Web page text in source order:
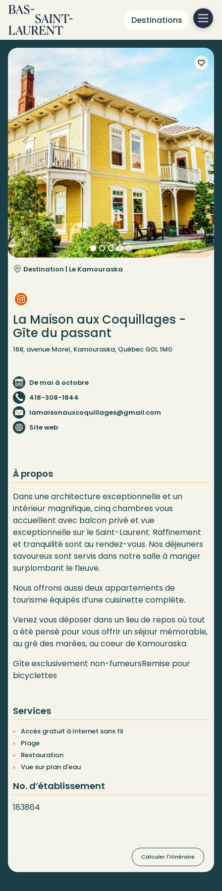
Destinations
Destination | Le Kamouraska
La Maison aux Coquillages -
Gîte du passant
168, avenue Morel, Kamouraska, Québec G0L 1M0
De mai à octobre
418-308-1844
lamaisonauxcoquillages@gmail.com
Site web
À propos
Dans une architecture exceptionnelle et un
intérieur magnifique, cinq chambres vous
accueillent avec balcon privé et vue
exceptionnelle sur le Saint-Laurent. Raffinement
et tranquilité sont au rendez-vous. Nos déjeuners
savoureux sont servis dans notre salle à manger
surplombant le fleuve.
Nous offrons aussi deux appartements de
tourisme équipés d’une cuisinette complète.
Venez vous déposer dans un lieu de repos où tout
a été pensé pour vous offrir un séjour mémorable,
au gré des marées, au coeur de Kamouraska.
Gîte exclusivement non-fumeursRemise pour
bicyclettes
Services
Accès gratuit à Internet sans fil
Plage
Restauration
Vue sur plan d'eau
No. d’établissement
183864
Calculer l'itinéraire